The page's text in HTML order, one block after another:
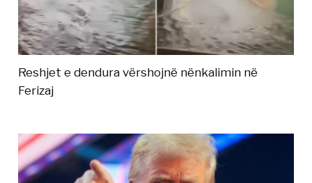
Reshjet e dendura vërshojnë nënkalimin në
Ferizaj